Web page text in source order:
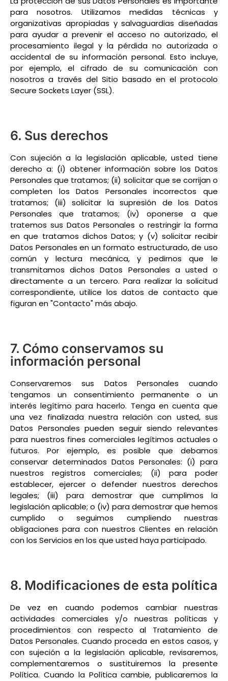
para nosotros. Utilizamos medidas técnicas y
organizativas apropiadas y salvaguardias diseñadas
para ayudar a prevenir el acceso no autorizado, el
procesamiento ilegal y la pérdida no autorizada o
accidental de su información personal. Esto incluye,
por ejemplo, el cifrado de su comunicación con
nosotros a través del Sitio basado en el protocolo
Secure Sockets Layer (SSL).
6. Sus derechos
Con sujeción a la legislación aplicable, usted tiene
derecho a: (i) obtener información sobre los Datos
Personales que tratamos; (ii) solicitar que se corrijan o
completen los Datos Personales incorrectos que
tratamos; (iii) solicitar la supresión de los Datos
Personales que tratamos; (iv) oponerse a que
tratemos sus Datos Personales o restringir la forma
en que tratamos dichos Datos; y (v) solicitar recibir
Datos Personales en un formato estructurado, de uso
común y lectura mecánica, y pedirnos que le
transmitamos dichos Datos Personales a usted o
directamente a un tercero. Para realizar la solicitud
correspondiente, utilice los datos de contacto que
figuran en "Contacto" más abajo.
7. Cómo conservamos su
información personal
Conservaremos sus Datos Personales cuando
tengamos un consentimiento permanente o un
interés legítimo para hacerlo. Tenga en cuenta que
una vez finalizada nuestra relación con usted, sus
Datos Personales pueden seguir siendo relevantes
para nuestros fines comerciales legítimos actuales o
futuros. Por ejemplo, es posible que debamos
conservar determinados Datos Personales: (i) para
nuestros registros comerciales; (ii) para poder
establecer, ejercer o defender nuestros derechos
legales; (iii) para demostrar que cumplimos la
legislación aplicable; o (iv) para demostrar que hemos
cumplido o seguimos cumpliendo nuestras
obligaciones para con nuestros Clientes en relación
con los Servicios en los que usted haya participado.
8. Modificaciones de esta política
De vez en cuando podemos cambiar nuestras
actividades comerciales y/o nuestras políticas y
procedimientos con respecto al Tratamiento de
Datos Personales. Cuando proceda en estos casos, y
con sujeción a la legislación aplicable, revisaremos,
complementaremos o sustituiremos la presente
Política. Cuando la Política cambie, publicaremos la